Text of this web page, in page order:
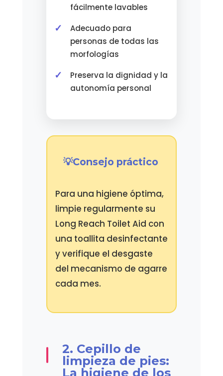
fácilmente lavables
Adecuado para
personas de todas las
morfologías
Preserva la dignidad y la
autonomía personal
Consejo práctico
Para una higiene óptima,
limpie regularmente su
Long Reach Toilet Aid con
una toallita desinfectante
y verifique el desgaste
del mecanismo de agarre
cada mes.
2. Cepillo de
limpieza de pies:
La higiene de los